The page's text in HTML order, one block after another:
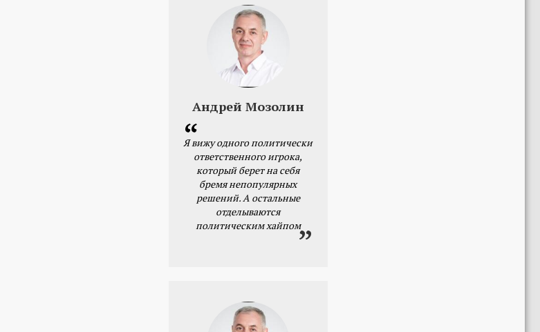
Андрей Мозолин
Я вижу одного политически
ответственного игрока,
который берет на себя
бремя непопулярных
решений. А остальные
отделываются
политическим хайпом